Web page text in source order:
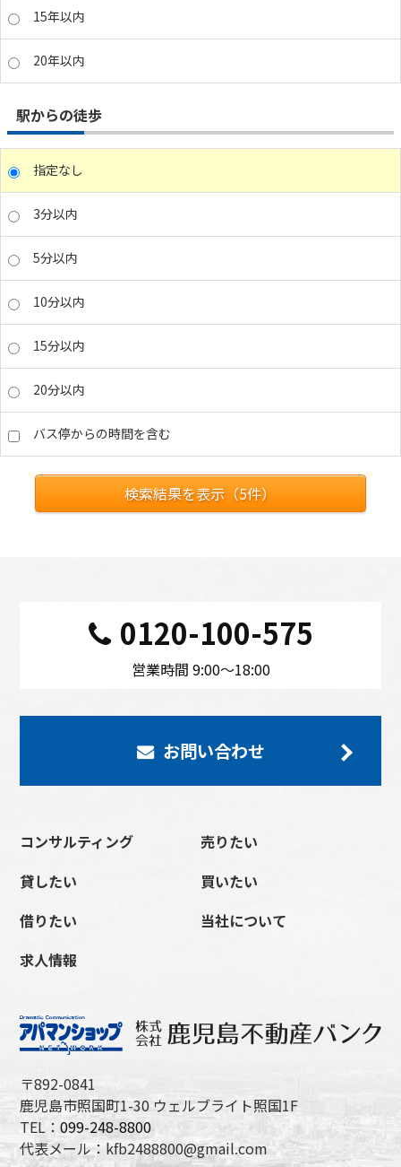
15年以内
20年以内
駅からの徒歩
指定なし
3分以内
5分以内
10分以内
15分以内
20分以内
バス停からの時間を含む
検索結果を表示（5件）
0120-100-575
営業時間 9:00〜18:00
お問い合わせ
コンサルティング
売りたい
貸したい
買いたい
借りたい
当社について
求人情報
〒892-0841
鹿児島市照国町1-30 ウェルブライト照国1F
TEL：099-248-8800
代表メール：kfb2488800@gmail.com